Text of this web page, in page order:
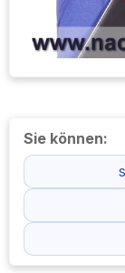
Sie können: